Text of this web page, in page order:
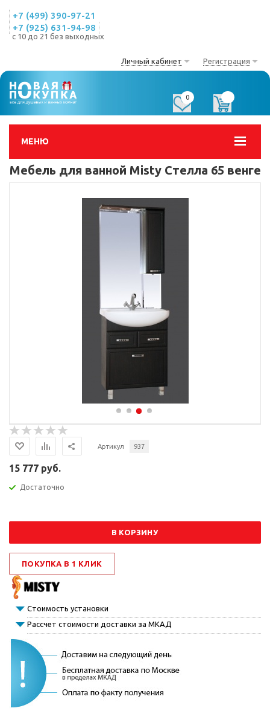
+7 (499) 390-97-21
+7 (925) 631-94-98
с 10 до 21 без выходных
Личный кабинет Регистрация
МЕНЮ
0
Мебель для ванной Misty Стелла 65 венге
Артикул 937
15 777 руб.
Достаточно
В КОРЗИНУ
ПОКУПКА В 1 КЛИК
Стоимость установки
Рассчет стоимости доставки за МКАД